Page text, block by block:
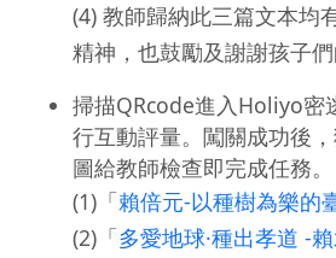
(4) 教師歸納此三篇文本均
精神，也鼓勵及謝謝孩子們
掃描QRcode進入Holiyo密
行互動評量。闖關成功後
圖給教師檢查即完成任務。
(1)「賴倍元-以種樹為樂的
(2)「多愛地球·種出孝道 -